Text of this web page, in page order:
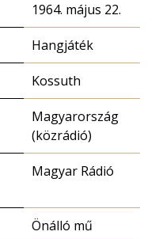
1964. május 22.
Hangjáték
Kossuth
Magyarország
(közrádió)
Magyar Rádió
Önálló mű